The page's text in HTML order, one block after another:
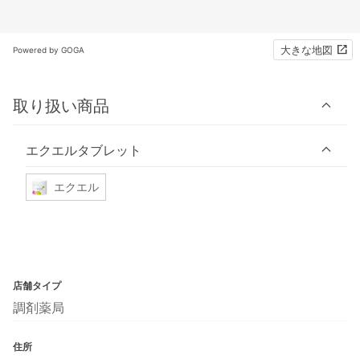
Powered by GOGA 大きな地図
取り扱い商品
エクエルタブレット
エクエル
店舗タイプ
調剤薬局
住所